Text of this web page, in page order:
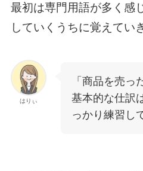
最初は専門用語が多く感
していくうちに覚えてい
はりぃ
「商品を売っ
基本的な仕訳
っかり練習し